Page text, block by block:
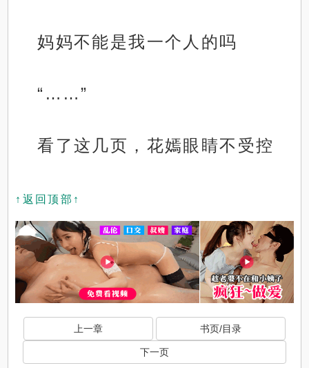
妈妈不能是我一个人的吗
“……”
看了这几页，花嫣眼睛不受控
↑返回顶部↑
上一章 书页/目录
下一页